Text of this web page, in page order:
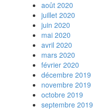
août 2020
juillet 2020
juin 2020
mai 2020
avril 2020
mars 2020
février 2020
décembre 2019
novembre 2019
octobre 2019
septembre 2019